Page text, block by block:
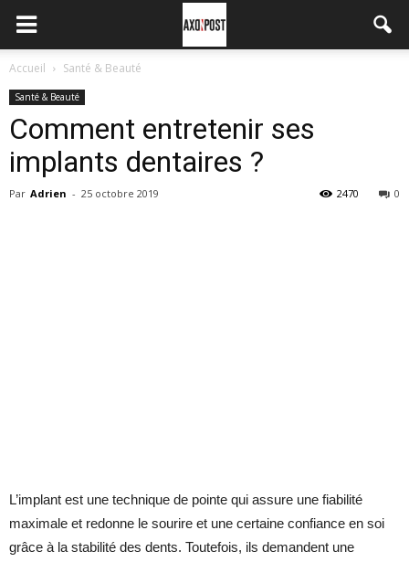
Accueil Santé & Beauté
Santé & Beauté
Comment entretenir ses
implants dentaires ?
Par Adrien - 25 octobre 2019 0
2470
L’implant est une technique de pointe qui assure une fiabilité
maximale et redonne le sourire et une certaine confiance en soi
grâce à la stabilité des dents. Toutefois, ils demandent une